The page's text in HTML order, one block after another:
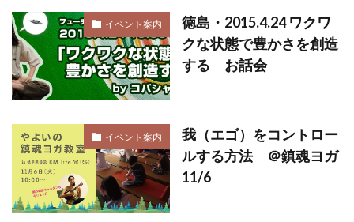
イベント案内
徳島・2015.4.24 ワクワ
クな状態で豊かさを創造
する お話会
イベント案内
我（エゴ）をコントロー
ルする方法 ＠鎮魂ヨガ
11/6